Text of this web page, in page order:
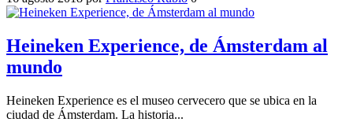
Heineken Experience, de Ámsterdam al
mundo
Heineken Experience es el museo cervecero que se ubica en la
ciudad de Ámsterdam. La historia...